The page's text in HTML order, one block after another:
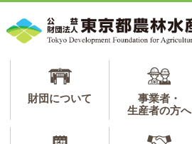
ジ
ュ
財団について
事業者・
生産者の方へ